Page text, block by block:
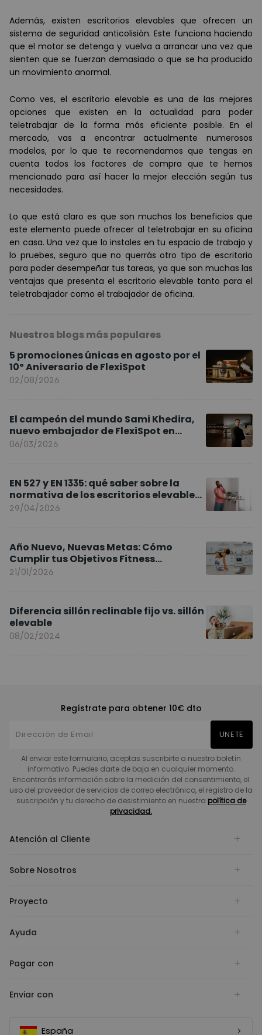
Además, existen escritorios elevables que ofrecen un
sistema de seguridad anticolisión. Este funciona haciendo
que el motor se detenga y vuelva a arrancar una vez que
sienten que se fuerzan demasiado o que se ha producido
un movimiento anormal.
Como ves, el escritorio elevable es una de las mejores
opciones que existen en la actualidad para poder
teletrabajar de la forma más eficiente posible. En el
mercado, vas a encontrar actualmente numerosos
modelos, por lo que te recomendamos que tengas en
cuenta todos los factores de compra que te hemos
mencionado para así hacer la mejor elección según tus
necesidades.
Lo que está claro es que son muchos los beneficios que
este elemento puede ofrecer al teletrabajar en su oficina
en casa. Una vez que lo instales en tu espacio de trabajo y
lo pruebes, seguro que no querrás otro tipo de escritorio
para poder desempeñar tus tareas, ya que son muchas las
ventajas que presenta el escritorio elevable tanto para el
teletrabajador como el trabajador de oficina.
Nuestros blogs más populares
5 promociones únicas en agosto por el
10º Aniversario de FlexiSpot
02/08/2026
El campeón del mundo Sami Khedira,
nuevo embajador de FlexiSpot en
Europa
06/03/2026
EN 527 y EN 1335: qué saber sobre la
normativa de los escritorios elevables
y sillas ergonómicas
29/04/2026
Año Nuevo, Nuevas Metas: Cómo
Cumplir tus Objetivos Fitness
Entrenando en Casa
21/01/2026
Diferencia sillón reclinable fijo vs. sillón
elevable
08/02/2024
Regístrate para obtener 10€ dto
UNETE
Al enviar este formulario, aceptas suscribirte a nuestro boletín
informativo. Puedes darte de baja en cualquier momento.
Encontrarás información sobre la medición del consentimiento, el
uso del proveedor de servicios de correo electrónico, el registro de la
suscripción y tu derecho de desistimiento en nuestra política de
privacidad.
Atención al Cliente
Sobre Nosotros
Proyecto
Ayuda
Pagar con
Enviar con
España